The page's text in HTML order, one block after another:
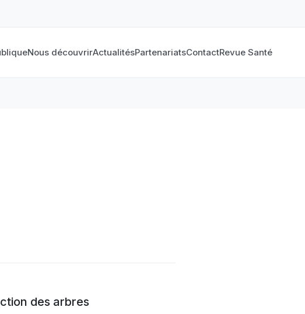
Nous découvrirActualitésPartenariatsContactRevue Santé
des arbres